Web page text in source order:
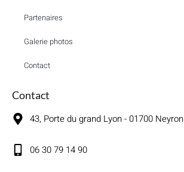
Partenaires
Galerie photos
Contact
Contact
43, Porte du grand Lyon - 01700 Neyron
06 30 79 14 90